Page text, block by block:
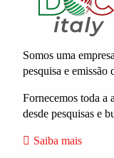
Somos uma
pesquisa e emissão
Fornecemos toda a
desde pesquisas e
Saiba mais